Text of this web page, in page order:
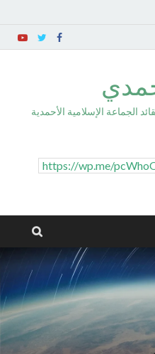
الجماعة الإسلامية الأحمدية